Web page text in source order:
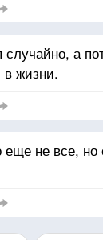
а
жизни.
еще не все, но